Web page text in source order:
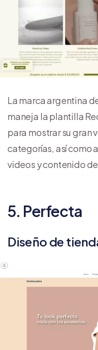
La marca argentina
maneja la plantilla
para mostrar su gran
categorías, así como
videos y contenido
5. Perfecta
Diseño de